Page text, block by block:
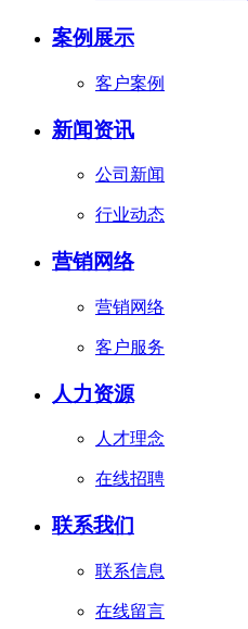
案例展示
客户案例
新闻资讯
公司新闻
行业动态
营销网络
营销网络
客户服务
人力资源
人才理念
在线招聘
联系我们
联系信息
在线留言